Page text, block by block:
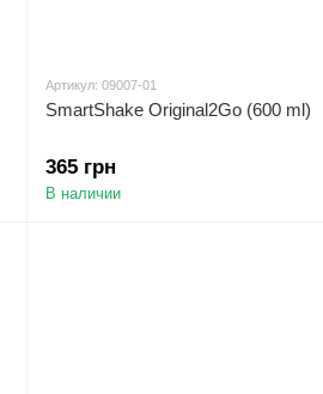
Артикул: 09007-01
SmartShake Original2Go (600 ml)
365 грн
В наличии